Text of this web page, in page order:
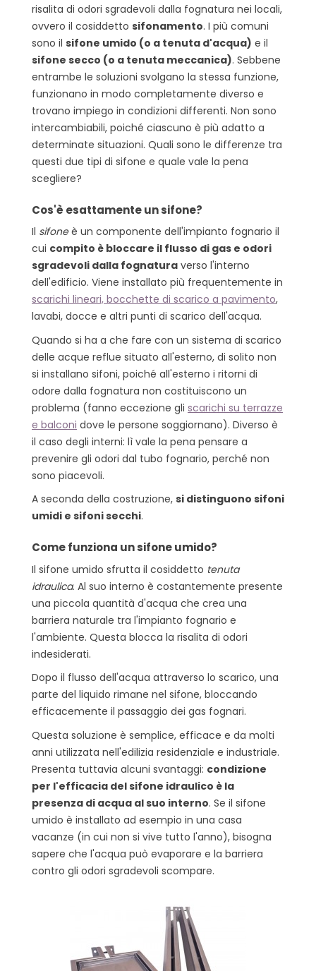
risalita di odori sgradevoli dalla fognatura nei locali,
ovvero il cosiddetto sifonamento. I più comuni
sono il sifone umido (o a tenuta d'acqua) e il
sifone secco (o a tenuta meccanica). Sebbene
entrambe le soluzioni svolgano la stessa funzione,
funzionano in modo completamente diverso e
trovano impiego in condizioni differenti. Non sono
intercambiabili, poiché ciascuno è più adatto a
determinate situazioni. Quali sono le differenze tra
questi due tipi di sifone e quale vale la pena
scegliere?
Cos'è esattamente un sifone?
Il sifoneè un componente dell'impianto fognario il
cui compito è bloccare il flusso di gas e odori
sgradevoli dalla fognatura verso l'interno
dell'edificio. Viene installato più frequentemente in
scarichi lineari, bocchette di scarico a pavimento,
lavabi, docce e altri punti di scarico dell'acqua.
Quando si ha a che fare con un sistema di scarico
delle acque reflue situato all'esterno, di solito non
si installano sifoni, poiché all'esterno i ritorni di
odore dalla fognatura non costituiscono un
problema (fanno eccezione gli scarichi su terrazze
e balconi dove le persone soggiornano). Diverso è
il caso degli interni: lì vale la pena pensare a
prevenire gli odori dal tubo fognario, perché non
sono piacevoli.
A seconda della costruzione, si distinguono sifoni
umidi e sifoni secchi.
Come funziona un sifone umido?
Il sifone umido sfrutta il cosiddetto tenuta
idraulica. Al suo interno è costantemente presente
una piccola quantità d'acqua che crea una
barriera naturale tra l'impianto fognario e
l'ambiente. Questa blocca la risalita di odori
indesiderati.
Dopo il flusso dell'acqua attraverso lo scarico, una
parte del liquido rimane nel sifone, bloccando
efficacemente il passaggio dei gas fognari.
Questa soluzione è semplice, efficace e da molti
anni utilizzata nell'edilizia residenziale e industriale.
Presenta tuttavia alcuni svantaggi: condizione
per l'efficacia del sifone idraulico è la
presenza di acqua al suo interno. Se il sifone
umido è installato ad esempio in una casa
vacanze (in cui non si vive tutto l'anno), bisogna
sapere che l'acqua può evaporare e la barriera
contro gli odori sgradevoli scompare.